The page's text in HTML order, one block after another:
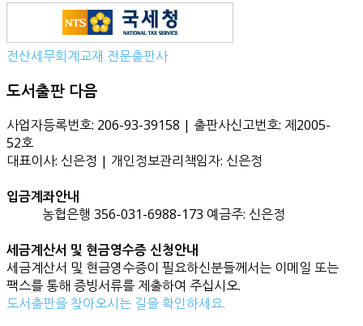
전산세무회계교재 전문출판사
도서출판 다음
사업자등록번호: 206-93-39158 | 출판사신고번호: 제2005-
52호
대표이사: 신은정 | 개인정보관리책임자: 신은정
입금계좌안내
농협은행 356-031-6988-173 예금주: 신은정
세금계산서 및 현금영수증 신청안내
세금계산서 및 현금영수증이 필요하신분들께서는 이메일 또는
팩스를 통해 증빙서류를 제출하여 주십시오.
도서출판을 찾아오시는 길을 확인하세요.